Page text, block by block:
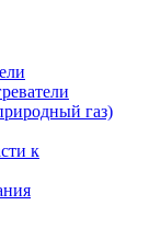
газ)
к